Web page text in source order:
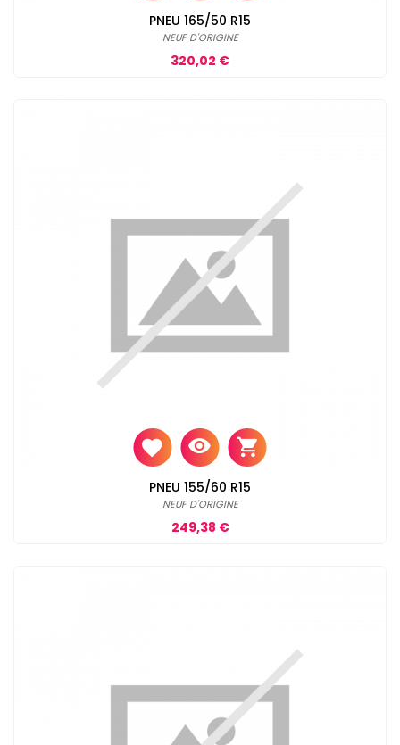
PNEU 165/50 R15
NEUF D'ORIGINE
Prix
320,02 €
PNEU 155/60 R15
NEUF D'ORIGINE
Prix
249,38 €